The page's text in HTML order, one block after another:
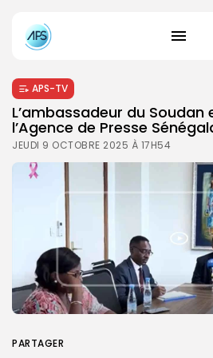
APS-TV
L’ambassadeur du Soudan
l’Agence de Presse
JEUDI 9 OCTOBRE 2025 À 17H54
PARTAGER